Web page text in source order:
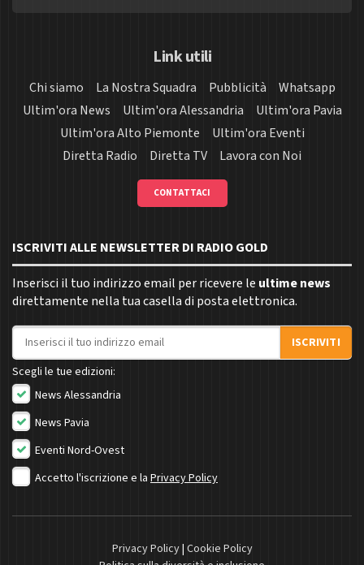
Link utili
Chi siamo La Nostra Squadra Pubblicità
Whatsapp
Ultim'ora News
Ultim'ora Alessandria
Ultim'ora Pavia
Ultim'ora Alto Piemonte
Ultim'ora Eventi
Diretta Radio
Diretta TV Lavora con Noi
CONTATTACI
ISCRIVITI ALLE NEWSLETTER DI RADIO GOLD
Inserisci il tuo indirizzo email per ricevere le ultime news
direttamente nella tua casella di posta elettronica.
Indirizzo email
ISCRIVITI
Scegli le tue edizioni:
News Alessandria
News Pavia
Eventi Nord-Ovest
Accetto l'iscrizione e la Privacy Policy
Privacy Policy| Cookie Policy